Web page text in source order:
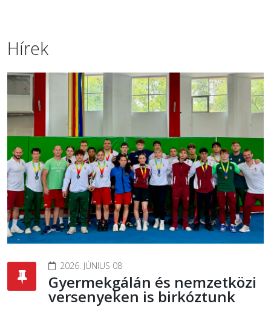
Hírek
2026. JÚNIUS 08
Gyermekgálán és nemzetközi
versenyeken is birkóztunk